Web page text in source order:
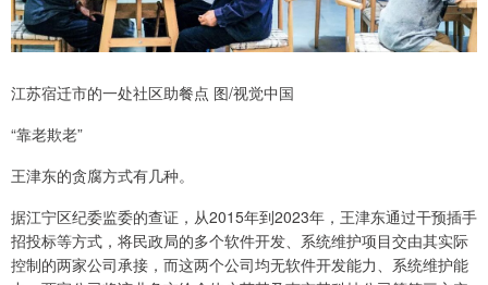
江苏宿迁市的一处社区助餐点 图/视觉中国
“靠老欺老”
王津东的贪腐方式有几种。
据江宁区纪委监委的查证，从2015年到2023年，王津东通过干预插手
招投标等方式，将民政局的多个软件开发、系统维护项目交由其实际
控制的两家公司承接，而这两个公司均无软件开发能力、系统维护能